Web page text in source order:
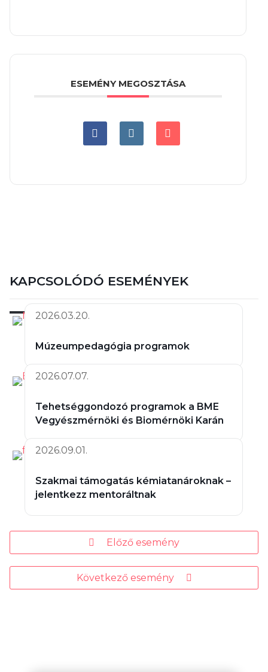
ESEMÉNY MEGOSZTÁSA
KAPCSOLÓDÓ ESEMÉNYEK
2026.03.20.
Múzeumpedagógia programok
2026.07.07.
Tehetséggondozó programok a BME
Vegyészmérnöki és Biomérnöki Karán
2026.09.01.
Szakmai támogatás kémiatanároknak –
jelentkezz mentoráltnak
Előző esemény
Következő esemény